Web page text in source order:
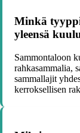
Minkä
yleensä
Sammontaloon
rahkasammalia,
sammallajit
kerroksellisen